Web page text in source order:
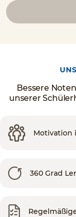
Bessere
unserer
Motivation
360 Grad